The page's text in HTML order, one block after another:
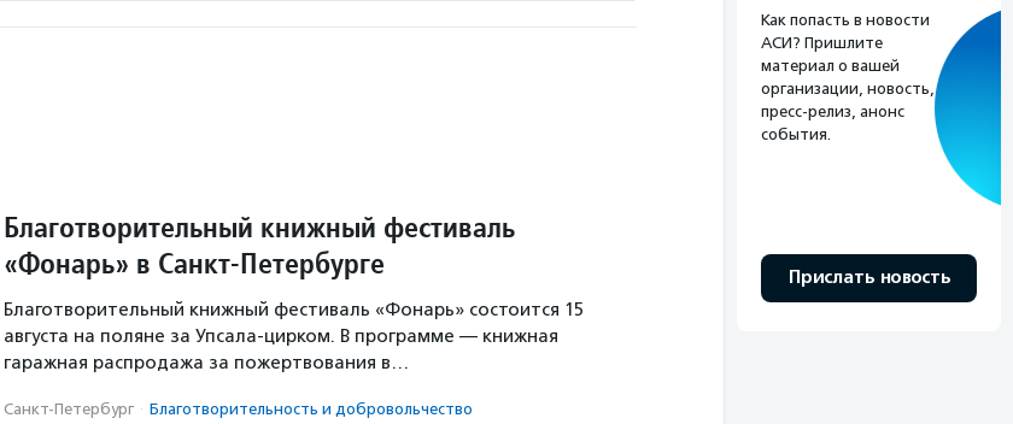
Благотворительный книжный фестиваль
«Фонарь» в Санкт-Петербурге
Благотворительный книжный фестиваль «Фонарь» состоится 15
августа на поляне за Упсала-цирком. В программе — книжная
гаражная распродажа за пожертвования в…
Санкт-Петербург · Благотвори­тель­ность и доброволь­чест­во
Как попасть в новости
АСИ? Пришлите
материал о вашей
организации, новость,
пресс-релиз, анонс
события.
Прислать новость